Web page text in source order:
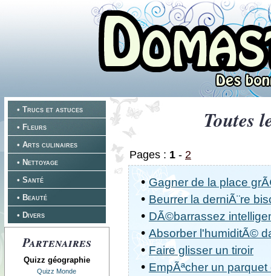
• Trucs et astuces
• Fleurs
• Arts culinaires
• Nettoyage
• Santé
• Beauté
• Divers
Partenaires
Quizz géographie
Quizz Monde
Toutes
Pages : 1 - 2
•Gagner de la place
• Beurrer la derniÃ¨re
• DÃ©barrassez
• Absorber l'humiditÃ©
• Faire glisser un tiroir
• EmpÃªcher un